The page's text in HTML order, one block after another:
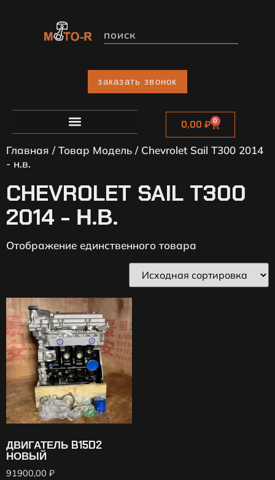
заказать звонок
0,00 ₽ 0
Главная / Товар Модель / Chevrolet Sail T300 2014
- н.в.
CHEVROLET SAIL T300
2014 - Н.В.
Отображение единственного товара
ДВИГАТЕЛЬ B15D2
НОВЫЙ
91900,00 ₽